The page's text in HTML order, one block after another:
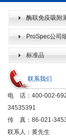
酶联免疫吸附
KIT） ProSpec公司
标准品
联系我们
电 话：400-002-
34535391
传 真：86-021-
联系人：黄先生